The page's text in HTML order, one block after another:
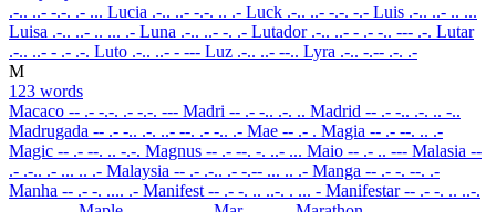
.-.. ..- -.-. .- ... Lucia .-.. ..- -.-. .. .- Luck .-.. ..- -.-. -.- Luis .-.. ..- .. ...
Luisa .-.. ..- .. ... .- Luna .-.. ..- -. .- Lutador .-.. ..- - .- -.. --- .-. Lutar
.-.. ..- - .- .-. Luto .-.. ..- - --- Luz .-.. ..- --.. Lyra .-.. -.-- .-. .-
M
123 words
Macaco -- .- -.-. .- -.-. --- Madri -- .- -.. .-. .. Madrid -- .- -.. .-. .. -..
Madrugada -- .- -.. .-. ..- --. .- -.. .- Mae -- .- . Magia -- .- --. .. .-
Magic -- .- --. .. -.-. Magnus -- .- --. -. ..- ... Maio -- .- .. --- Malasia --
.- .-.. .- ... .. .- Malaysia -- .- .-.. .- -.-- ... .. .- Manga -- .- -. --. .-
Manha -- .- -. .... .- Manifest -- .- -. .. ..-. . ... - Manifestar-- .- -. .. ..-.